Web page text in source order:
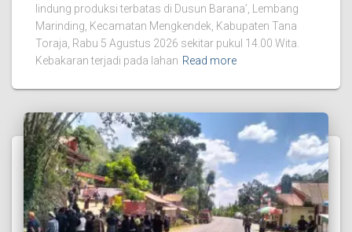
lindung produksi terbatas di Dusun Barana’, Lembang
Marinding, Kecamatan Mengkendek, Kabupaten Tana
Toraja, Rabu 5 Agustus 2026 sekitar pukul 14.00 Wita.
Kebakaran terjadi pada lahan Read more